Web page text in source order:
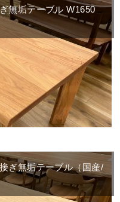
無垢テーブル W1650
ぎ無垢テーブル（国産/